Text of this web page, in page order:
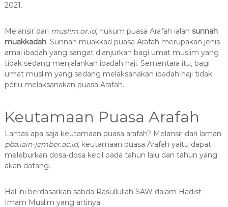
2021.
Melansir dari muslim.or.id, hukum puasa Arafah ialah sunnah
muakkadah. Sunnah muakkad puasa Arafah merupakan jenis
amal ibadah yang sangat dianjurkan bagi umat muslim yang
tidak sedang menjalankan ibadah haji. Sementara itu, bagi
umat muslim yang sedang melaksanakan ibadah haji tidak
perlu melaksanakan puasa Arafah.
Keutamaan Puasa Arafah
Lantas apa saja keutamaan puasa arafah? Melansir dari laman
pba.iain-jember.ac.id, keutamaan puasa Arafah yaitu dapat
meleburkan dosa-dosa kecil pada tahun lalu dan tahun yang
akan datang.
Hal ini berdasarkan sabda Rasullullah SAW dalam Hadist
Imam Muslim yang artinya: